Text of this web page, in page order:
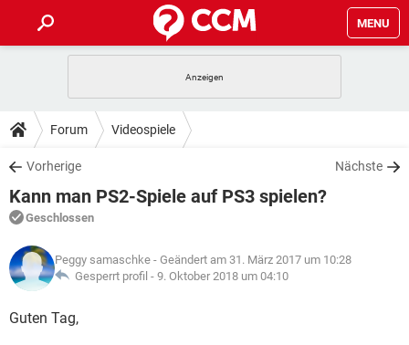
MENU
ANDROID
WINDOWS 10
WHATSAPP TIKTOK
FACEBOOK
TIPPS & TRICKS
SPIELE
WINDOWS 10
WHATSAPP
FACEBOOK HARDWARE
DOWNLOADS
SPIELE STREAMING
ANDROID
WINDOWS 10 INSTAGRAM
WHATSAPP
FACEBOOK
FORUM
SPIELE
ANDROID IOS
LEXIKON
SPIELE
ANDROID
Forum Videospiele
Vorherige Nächste
Kann man PS2-Spiele auf PS3 spielen?
Geschlossen
Peggy samaschke - Geändert am 31. März 2017 um 10:28
Gesperrt profil - 9. Oktober 2018 um 04:10
Guten Tag,